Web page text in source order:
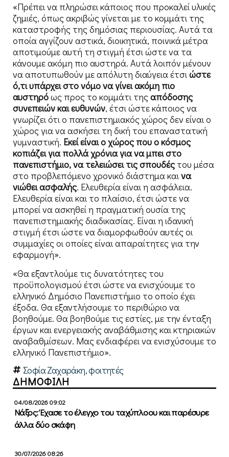
«Πρέπει να πληρώσει κάποιος που προκαλεί υλικές
ζημιές, όπως ακριβώς γίνεται με το κομμάτι της
καταστροφής της δημόσιας περιουσίας. Αυτά τα
οποία αγγίζουν αστικά, διοικητικά, ποινικά μέτρα
αποτιμούμε αυτή τη στιγμή έτσι ώστε να τα
κάνουμε ακόμη πιο αυστηρά. Αυτά λοιπόν μένουν
να αποτυπωθούν με απόλυτη διαύγεια έτσιώστε
ό,τι υπάρχει στο νόμο να γίνει ακόμη πιο
αυστηρόως προς το κομμάτι τηςαπόδοσης
συνεπειών και ευθυνών, έτσι ώστε κάποιος να
γνωρίζει ότι ο πανεπιστημιακός χώρος δεν είναι ο
χώρος για να ασκήσει τη δική του επαναστατική
γυμναστική. Εκεί είναι ο χώρος που ο κόσμος
κοπιάζει για πολλά χρόνια για να μπει στο
πανεπιστήμιο, να τελειώσει τις σπουδέςτου μέσα
στο προβλεπόμενο χρονικό διάστημα καινα
νιώθει ασφαλής. Ελευθερία είναι η ασφάλεια.
Ελευθερία είναι και το πλαίσιο, έτσι ώστε να
μπορεί να ασκηθεί η πραγματική ουσία της
πανεπιστημιακής διαδικασίας. Είναι η ιδανική
στιγμή έτσι ώστε να διαμορφωθούν αυτές οι
συμμαχίες οι οποίες είναι απαραίτητες για την
εφαρμογή».
«Θα εξαντλούμε τις δυνατότητες του
προϋπολογισμού έτσι ώστε να ενισχύουμε το
ελληνικό Δημόσιο Πανεπιστήμιο το οποίο έχει
έξοδα. Θα εξαντλήσουμε το περιθώριο να
βοηθούμε. Θα βοηθούμε τις εστίες, με την ένταξη
έργων και ενεργειακής αναβάθμισης και κτηριακών
αναβαθμίσεων. Μας ενδιαφέρει να ενισχύσουμε το
ελληνικό Πανεπιστήμιο».
Σοφία Ζαχαράκη,φοιτητές
ΔΗΜΟΦΙΛΗ
04/08/2026 09:02
Νάξος: Έχασε το έλεγχο του ταχύπλοου και παρέσυρε
άλλα δύο σκάφη
30/07/2026 08:26